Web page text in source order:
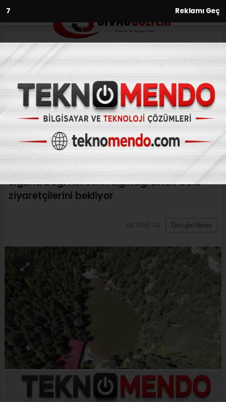
6 Reklamı Geç
Anasayfa Yaşam
Zigana Dağı’nın serin sığınağı
Limni Gölü ziyaretçilerini
bekliyor
YAŞAM
(İHA) - İhlas Haber Ajansı | 30.06.2024 - 09:31, Güncelleme:
30.06.2024 - 09:07
Zigana Dağı’nın serin sığınağı Limni Gölü
ziyaretçilerini bekliyor